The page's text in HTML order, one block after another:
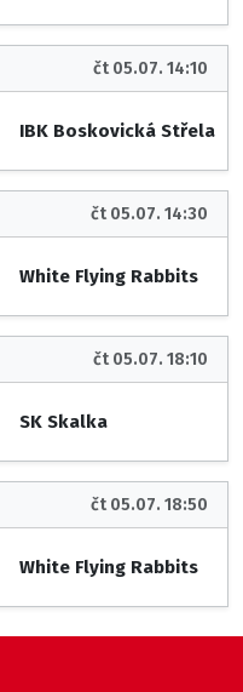
čt 05.07. 14:10
IBK Boskovická Střela
čt 05.07. 14:30
White Flying Rabbits
čt 05.07. 18:10
SK Skalka
čt 05.07. 18:50
White Flying Rabbits